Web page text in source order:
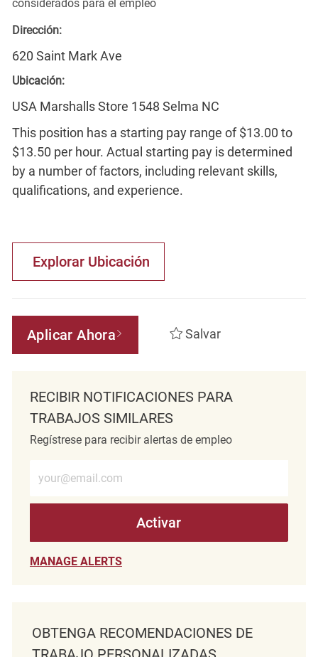
considerados para el empleo
Dirección:
620 Saint Mark Ave
Ubicación:
USA Marshalls Store 1548 Selma NC
This position has a starting pay range of $13.00 to
$13.50 per hour. Actual starting pay is determined
by a number of factors, including relevant skills,
qualifications, and experience.
Explorar Ubicación
Aplicar Ahora Salvar
RECIBIR NOTIFICACIONES PARA
TRABAJOS SIMILARES
Regístrese para recibir alertas de empleo
Activar
MANAGE ALERTS
OBTENGA RECOMENDACIONES DE